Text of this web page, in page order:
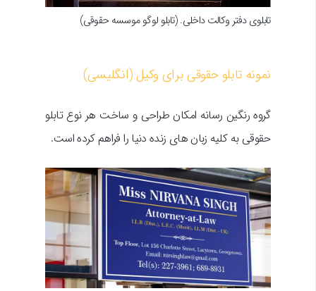
تابلوی دفتر وکالت داخلی. (تابلو لوگو موسسه حقوقی)
نمونه تابلو حقوقی برای وکیل (انگلیسی)
گروه رنگین رسانه امکان طراحی و ساخت هر نوع تابلو
حقوقی به کلیه زبان های زنده دنیا را فراهم کرده است.